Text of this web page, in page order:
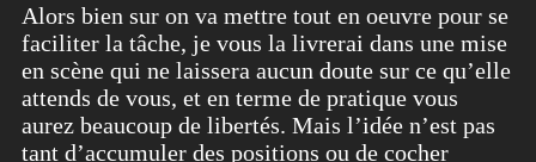
Alors bien sur on va mettre tout en oeuvre pour se
faciliter la tâche, je vous la livrerai dans une mise
en scène qui ne laissera aucun doute sur ce qu’elle
attends de vous, et en terme de pratique vous
aurez beaucoup de libertés. Mais l’idée n’est pas
tant d’accumuler des positions ou de cocher